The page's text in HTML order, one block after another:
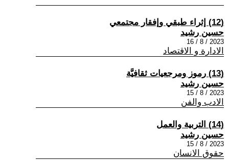
(12) إثراء طبقي وإفقار مجتمعي
حسين رشيد
2023 / 8 / 16
الادارة و الاقتصاد
(13) رموز ومرجعيات ثقافيَّة
حسين رشيد
2023 / 8 / 15
الادب والفن
(14) التربية والعمل
حسين رشيد
2023 / 8 / 15
حقوق الانسان